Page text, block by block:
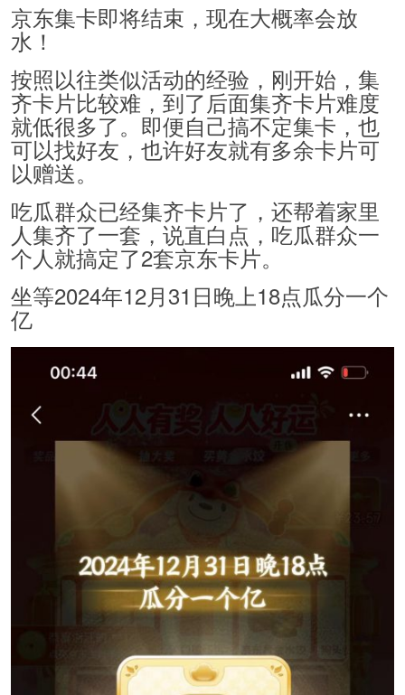
京东集卡即将结束，现在大概率会放
水！
按照以往类似活动的经验，刚开始，集
齐卡片比较难，到了后面集齐卡片难度
就低很多了。即便自己搞不定集卡，也
可以找好友，也许好友就有多余卡片可
以赠送。
吃瓜群众已经集齐卡片了，还帮着家里
人集齐了一套，说直白点，吃瓜群众一
个人就搞定了2套京东卡片。
坐等2024年12月31日晚上18点瓜分一个
亿